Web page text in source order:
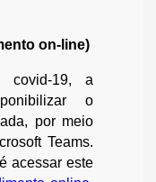
on-line)
covid-19, a
o
por meio
Teams.
acessar este